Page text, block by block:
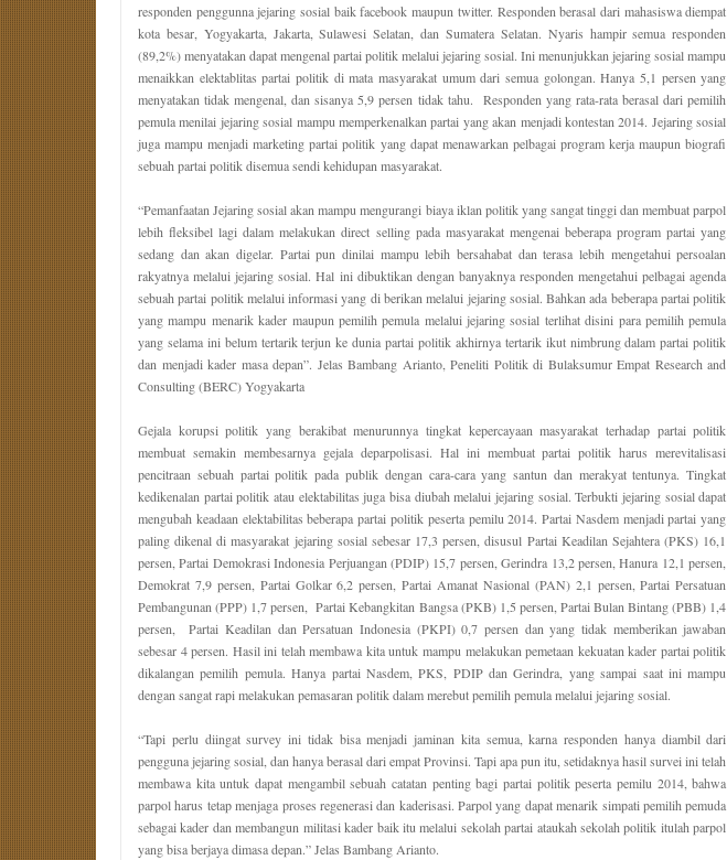
responden penggunna jejaring sosial baik facebook maupun twitter. Responden berasal dari mahasiswa diempat
kota besar, Yogyakarta, Jakarta, Sulawesi Selatan, dan Sumatera Selatan. Nyaris hampir semua responden
(89,2%) menyatakan dapat mengenal partai politik melalui jejaring sosial. Ini menunjukkan jejaring sosial mampu
menaikkan elektablitas partai politik di mata masyarakat umum dari semua golongan. Hanya 5,1 persen yang
menyatakan tidak mengenal, dan sisanya 5,9 persen tidak tahu. Responden yang rata-rata berasal dari pemilih
pemula menilai jejaring sosial mampu memperkenalkan partai yang akan menjadi kontestan 2014. Jejaring sosial
juga mampu menjadi marketing partai politik yang dapat menawarkan pelbagai program kerja maupun biografi
sebuah partai politik disemua sendi kehidupan masyarakat.
“Pemanfaatan Jejaring sosial akan mampu mengurangi biaya iklan politik yang sangat tinggi dan membuat parpol
lebih fleksibel lagi dalam melakukan direct selling pada masyarakat mengenai beberapa program partai yang
sedang dan akan digelar. Partai pun dinilai mampu lebih bersahabat dan terasa lebih mengetahui persoalan
rakyatnya melalui jejaring sosial. Hal ini dibuktikan dengan banyaknya responden mengetahui pelbagai agenda
sebuah partai politik melalui informasi yang di berikan melalui jejaring sosial. Bahkan ada beberapa partai politik
yang mampu menarik kader maupun pemilih pemula melalui jejaring sosial terlihat disini para pemilih pemula
yang selama ini belum tertarik terjun ke dunia partai politik akhirnya tertarik ikut nimbrung dalam partai politik
dan menjadi kader masa depan”. Jelas Bambang Arianto, Peneliti Politik di Bulaksumur Empat Research and
Consulting (BERC) Yogyakarta
Gejala korupsi politik yang berakibat menurunnya tingkat kepercayaan masyarakat terhadap partai politik
membuat semakin membesarnya gejala deparpolisasi. Hal ini membuat partai politik harus merevitalisasi
pencitraan sebuah partai politik pada publik dengan cara-cara yang santun dan merakyat tentunya. Tingkat
kedikenalan partai politik atau elektabilitas juga bisa diubah melalui jejaring sosial. Terbukti jejaring sosial dapat
mengubah keadaan elektabilitas beberapa partai politik peserta pemilu 2014. Partai Nasdem menjadi partai yang
paling dikenal di masyarakat jejaring sosial sebesar 17,3 persen, disusul Partai Keadilan Sejahtera (PKS) 16,1
persen, Partai Demokrasi Indonesia Perjuangan (PDIP) 15,7 persen, Gerindra 13,2 persen, Hanura 12,1 persen,
Demokrat 7,9 persen, Partai Golkar 6,2 persen, Partai Amanat Nasional (PAN) 2,1 persen, Partai Persatuan
Pembangunan (PPP) 1,7 persen, Partai Kebangkitan Bangsa (PKB) 1,5 persen, Partai Bulan Bintang (PBB) 1,4
persen, Partai Keadilan dan Persatuan Indonesia (PKPI) 0,7 persen dan yang tidak memberikan jawaban
sebesar 4 persen. Hasil ini telah membawa kita untuk mampu melakukan pemetaan kekuatan kader partai politik
dikalangan pemilih pemula. Hanya partai Nasdem, PKS, PDIP dan Gerindra, yang sampai saat ini mampu
dengan sangat rapi melakukan pemasaran politik dalam merebut pemilih pemula melalui jejaring sosial.
“Tapi perlu diingat survey ini tidak bisa menjadi jaminan kita semua, karna responden hanya diambil dari
pengguna jejaring sosial, dan hanya berasal dari empat Provinsi. Tapi apa pun itu, setidaknya hasil survei ini telah
membawa kita untuk dapat mengambil sebuah catatan penting bagi partai politik peserta pemilu 2014, bahwa
parpol harus tetap menjaga proses regenerasi dan kaderisasi. Parpol yang dapat menarik simpati pemilih pemuda
sebagai kader dan membangun militasi kader baik itu melalui sekolah partai ataukah sekolah politik itulah parpol
yang bisa berjaya dimasa depan.” Jelas Bambang Arianto.